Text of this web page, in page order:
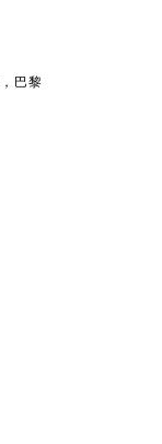
， 巴黎